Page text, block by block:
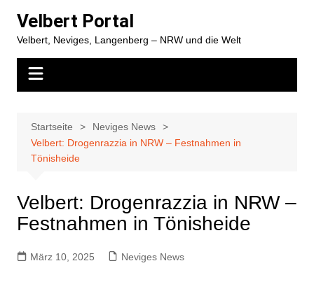
Inhalt
springen
Velbert Portal
Velbert, Neviges, Langenberg – NRW und die Welt
Startseite
Neviges News
Velbert: Drogenrazzia in NRW – Festnahmen in
Tönisheide
Velbert: Drogenrazzia in NRW –
Festnahmen in Tönisheide
März 10, 2025 Neviges News